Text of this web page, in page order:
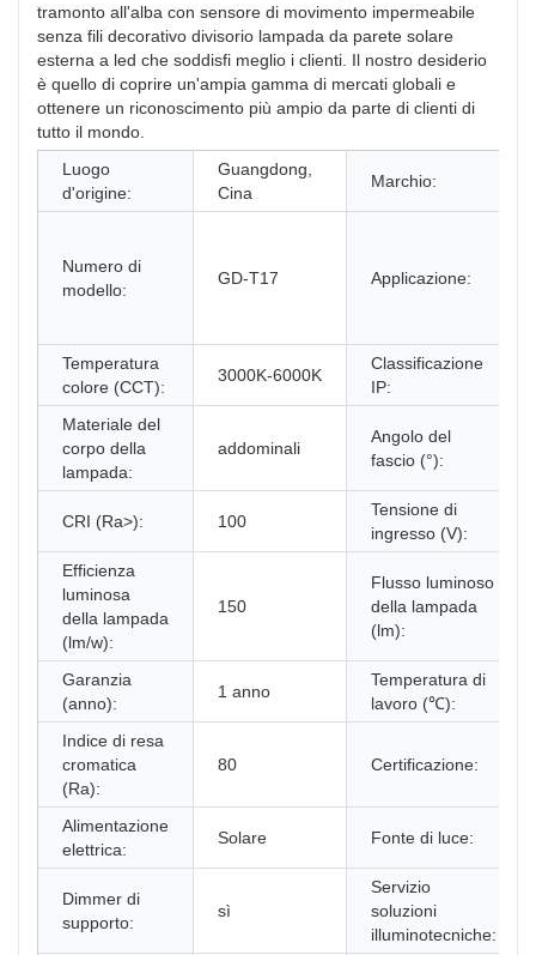
tramonto all'alba con sensore di movimento impermeabile
senza fili decorativo divisorio lampada da parete solare
esterna a led che soddisfi meglio i clienti. Il nostro desiderio
è quello di coprire un'ampia gamma di mercati globali e
ottenere un riconoscimento più ampio da parte di clienti di
tutto il mondo.
Luogo
d'origine:
Guangdong,
Cina
Marchio:
Numero di
modello:
GD-T17 Applicazione:
Temperatura
colore (CCT):
3000K-6000K
Classificazione
IP:
Materiale del
corpo della
lampada:
addominali
Angolo del
fascio (°):
CRI (Ra>): 100
Tensione di
ingresso (V):
Efficienza
luminosa
della lampada
(lm/w):
150
Flusso luminoso
della lampada
(lm):
Garanzia
(anno):
1 anno
Temperatura di
lavoro (℃):
Indice di resa
cromatica
(Ra):
80 Certificazione:
Alimentazione
elettrica:
Solare Fonte di luce:
Dimmer di
supporto:
sì
Servizio
soluzioni
illuminotecniche: